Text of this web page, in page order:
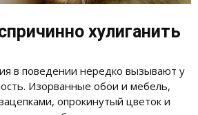
хулиганить
в поведении нередко вызывают у
Изорванные обои и мебель,
опрокинутый цветок и